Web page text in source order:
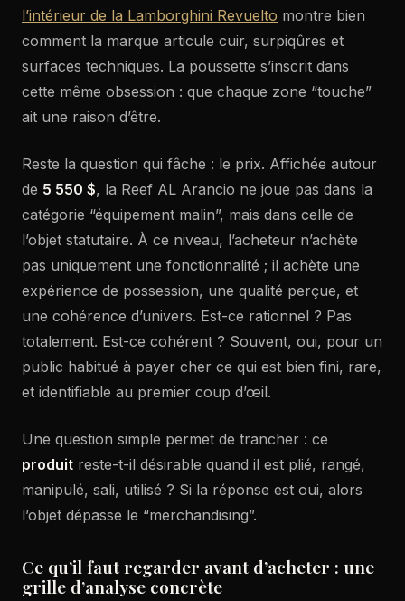
l’intérieur de la Lamborghini Revuelto montre bien
comment la marque articule cuir, surpiqûres et
surfaces techniques. La poussette s’inscrit dans
cette même obsession : que chaque zone “touche”
ait une raison d’être.
Reste la question qui fâche : le prix. Affichée autour
de 5 550 $, la Reef AL Arancio ne joue pas dans la
catégorie “équipement malin”, mais dans celle de
l’objet statutaire. À ce niveau, l’acheteur n’achète
pas uniquement une fonctionnalité ; il achète une
expérience de possession, une qualité perçue, et
une cohérence d’univers. Est-ce rationnel ? Pas
totalement. Est-ce cohérent ? Souvent, oui, pour un
public habitué à payer cher ce qui est bien fini, rare,
et identifiable au premier coup d’œil.
Une question simple permet de trancher : ce
produit reste-t-il désirable quand il est plié, rangé,
manipulé, sali, utilisé ? Si la réponse est oui, alors
l’objet dépasse le “merchandising”.
Ce qu’il faut regarder avant d’acheter : une
grille d’analyse concrète